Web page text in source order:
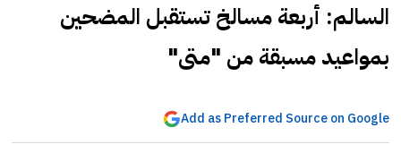
السالم: أربعة مسالخ تستقبل المضحين
بمواعيد مسبقة من "متى"
Add as Preferred Source on Google